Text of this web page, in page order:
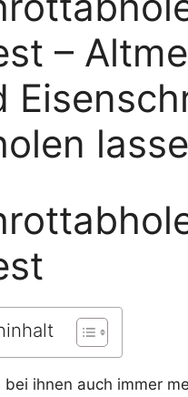
–
bei ihnen auch immer